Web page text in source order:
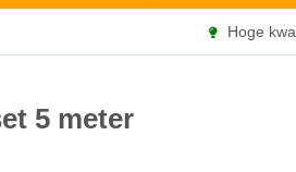
Hoge
5 meter